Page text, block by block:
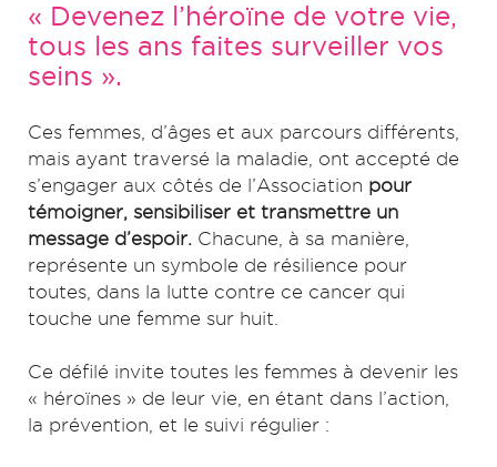
« Devenez l’héroïne de votre vie,
tous les ans faites surveiller vos
seins ».
Ces femmes, d’âges et aux parcours différents,
mais ayant traversé la maladie, ont accepté de
s’engager aux côtés de l’Association pour
témoigner, sensibiliser et transmettre un
message d’espoir. Chacune, à sa manière,
représente un symbole de résilience pour
toutes, dans la lutte contre ce cancer qui
touche une femme sur huit.
Ce défilé invite toutes les femmes à devenir les
« héroïnes » de leur vie, en étant dans l’action,
la prévention, et le suivi régulier :